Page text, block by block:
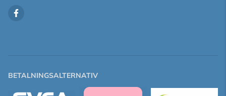
BETALNINGSALTERNATIV